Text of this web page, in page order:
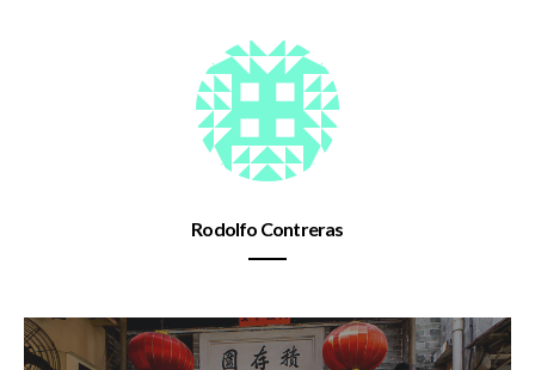
Rodolfo Contreras